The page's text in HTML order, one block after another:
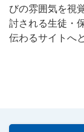
びの雰囲気を視
討される生徒・
伝わるサイトへ